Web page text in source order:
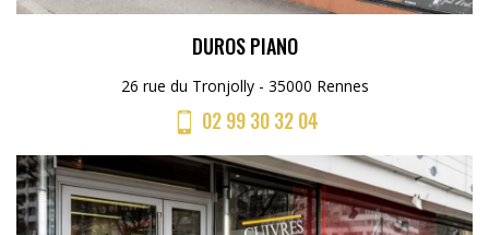
DUROS PIANO
26 rue du Tronjolly - 35000 Rennes
02 99 30 32 04